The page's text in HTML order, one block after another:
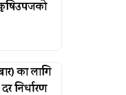
का लागि
निर्धारण